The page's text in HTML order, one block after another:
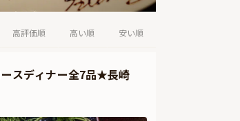
お問い合わせ
高評価順 高い順 安い順
スディナー全7品★長崎